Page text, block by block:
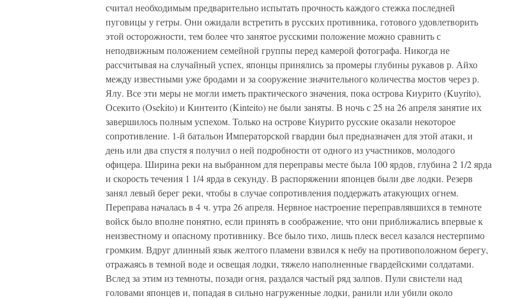
считал необходимым предварительно испытать прочность каждого стежка последней
пуговицы у гетры. Они ожидали встретить в русских противника, готового удовлетворить
этой осторожности, тем более что занятое русскими положение можно сравнить с
неподвижным положением семейной группы перед камерой фотографа. Никогда не
рассчитывая на случайный успех, японцы принялись за промеры глубины рукавов р. Айхо
между известными уже бродами и за сооружение значительного количества мостов через р.
Ялу. Все эти меры не могли иметь практического значения, пока острова Киурито (Kuyrito),
Осекито (Osekito) и Кинтеито (Kinteito) не были заняты. В ночь с 25 на 26 апреля занятие их
завершилось полным успехом. Только на острове Киурито русские оказали некоторое
сопротивление. 1-й батальон Императорской гвардии был предназначен для этой атаки, и
день или два спустя я получил о ней подробности от одного из участников, молодого
офицера. Ширина реки на выбранном для переправы месте была 100 ярдов, глубина 2 1/2 ярда
и скорость течения 1 1/4 ярда в секунду. В распоряжении японцев были две лодки. Резерв
занял левый берег реки, чтобы в случае сопротивления поддержать атакующих огнем.
Переправа началась в 4 ч. утра 26 апреля. Нервное настроение переправлявшихся в темноте
войск было вполне понятно, если принять в соображение, что они приближались впервые к
неизвестному и опасному противнику. Все было тихо, лишь плеск весел казался нестерпимо
громким. Вдруг длинный язык желтого пламени взвился к небу на противоположном берегу,
отражаясь в темной воде и освещая лодки, тяжело наполненные гвардейскими солдатами.
Вслед за этим из темноты, позади огня, раздался частый ряд залпов. Пули свистели над
головами японцев и, попадая в сильно нагруженные лодки, ранили или убили около